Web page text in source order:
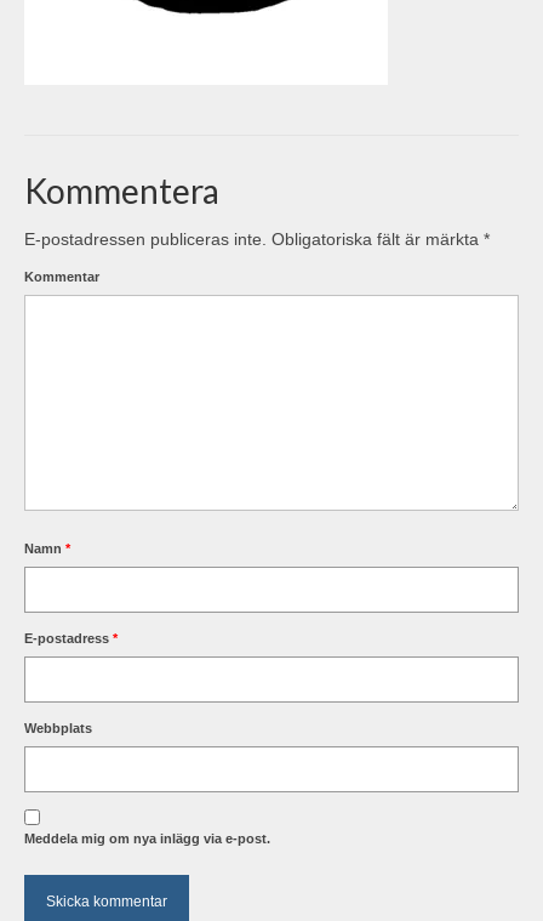
Kommentera
E-postadressen publiceras inte. Obligatoriska fält är märkta *
Kommentar
Namn *
E-postadress *
Webbplats
Meddela mig om nya inlägg via e-post.